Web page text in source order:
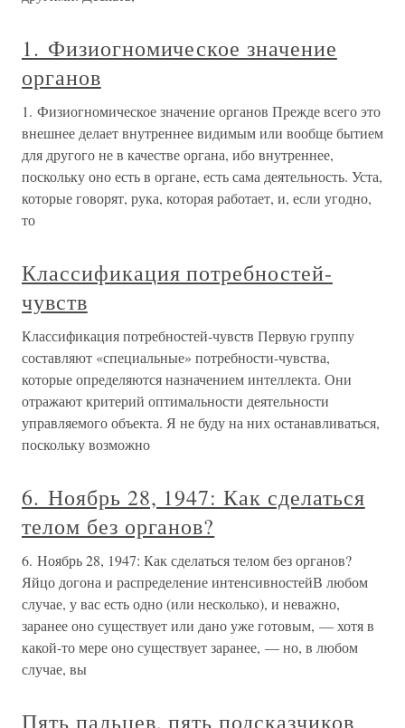
1. Физиогномическое значение
органов
1. Физиогномическое значение органов Прежде всего это
внешнее делает внутреннее видимым или вообще бытием
для другого не в качестве органа, ибо внутреннее,
поскольку оно есть в органе, есть сама деятельность. Уста,
которые говорят, рука, которая работает, и, если угодно,
то
Классификация потребностей-
чувств
Классификация потребностей-чувств Первую группу
составляют «специальные» потребности-чувства,
которые определяются назначением интеллекта. Они
отражают критерий оптимальности деятельности
управляемого объекта. Я не буду на них останавливаться,
поскольку возможно
6. Ноябрь 28, 1947: Как сделаться
телом без органов?
6. Ноябрь 28, 1947: Как сделаться телом без органов?
Яйцо догона и распределение интенсивностейВ любом
случае, у вас есть одно (или несколько), и неважно,
заранее оно существует или дано уже готовым, — хотя в
какой-то мере оно существует заранее, — но, в любом
случае, вы
Пять пальцев, пять подсказчиков